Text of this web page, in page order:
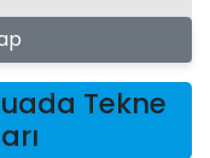
Tekne